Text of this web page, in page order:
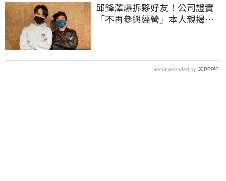
邱鋒澤爆拆夥好友！公司證實
「不再參與經營」本人親揭現
Recommended by